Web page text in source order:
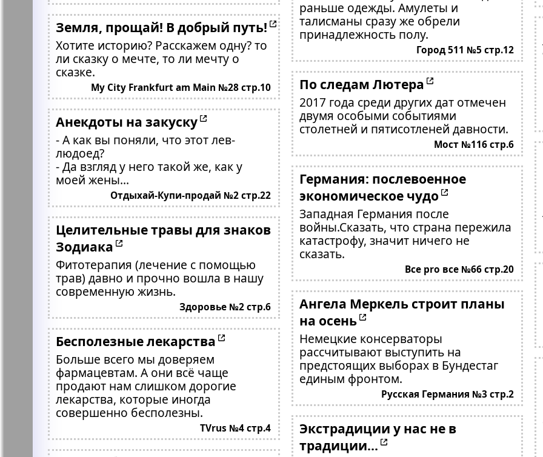
Земля, прощай! В добрый путь!
Хотите историю? Расскажем одну? то
ли сказку о мечте, то ли мечту о
сказке.
My City Frankfurt am Main №28 стр.10
Анекдоты на закуску
- А как вы поняли, что этот лев-
людоед?
- Да взгляд у него такой же, как у
моей жены...
Отдыхай-Купи-продай №2 стр.22
Целительные травы для знаков
Зодиака
Фитотерапия (лечение с помощью
трав) давно и прочно вошла в нашу
современную жизнь.
Здоровье №2 стр.6
Бесполезные лекарства
Больше всего мы доверяем
фармацевтам. А они всё чаще
продают нам слишком дорогие
лекарства, которые иногда
совершенно бесполезны.
TVrus №4 стр.4
раньше одежды. Амулеты и
талисманы сразу же обрели
принадлежность полу.
Город 511 №5 стр.12
По следам Лютера
2017 года среди других дат отмечен
двумя особыми событиями
столетней и пятисотленей давности.
Мост №116 стр.6
Германия: послевоенное
экономическое чудо
Западная Германия после
войны.Сказать, что страна пережила
катастрофу, значит ничего не
сказать.
Все pro все №66 стр.20
Ангела Меркель строит планы
на осень
Немецкие консерваторы
рассчитывают выступить на
предстоящих выборах в Бундестаг
единым фронтом.
Русская Германия №3 стр.2
Экстрадиции у нас не в
традиции…